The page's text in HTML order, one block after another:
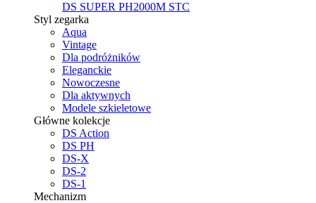
DS SUPER PH2000M STC
Styl zegarka
Aqua
Vintage
Dla podróżników
Eleganckie
Nowoczesne
Dla aktywnych
Modele szkieletowe
Główne kolekcje
DS Action
DS PH
DS-X
DS-2
DS-1
Mechanizm